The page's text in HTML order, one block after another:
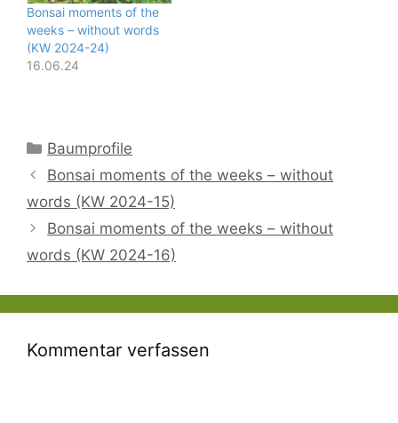
Bonsai moments of the
weeks – without words
(KW 2024-24)
16.06.24
Kategorien
Baumprofile
Bonsai moments of the weeks – without
words (KW 2024-15)
Bonsai moments of the weeks – without
words (KW 2024-16)
Kommentar verfassen